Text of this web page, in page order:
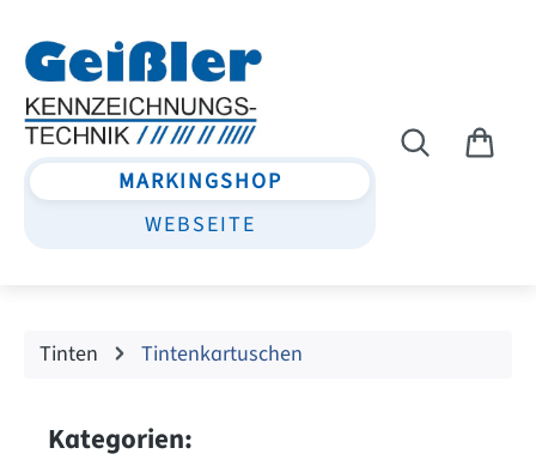
MARKINGSHOP
WEBSEITE
Tinten Tintenkartuschen
Kategorien: